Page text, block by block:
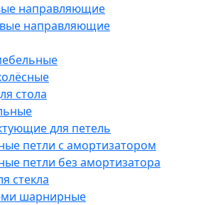
направляющие
направляющие
стола
для петель
петли с амортизатором
петли без амортизатора
стекла
ми шарнирные